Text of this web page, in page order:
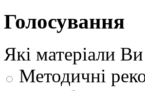
Голосування
Які матеріали
Методичні